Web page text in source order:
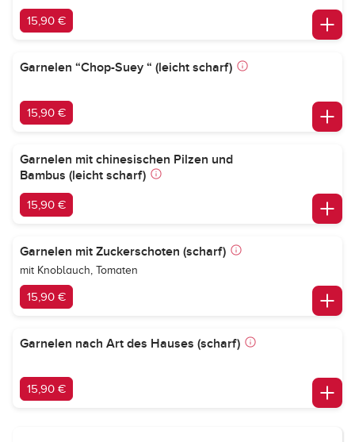
15,90 €
Garnelen “Chop-Suey “ (leicht scharf)
15,90 €
Garnelen mit chinesischen Pilzen und
Bambus (leicht scharf)
15,90 €
Garnelen mit Zuckerschoten (scharf)
mit Knoblauch, Tomaten
15,90 €
Garnelen nach Art des Hauses (scharf)
15,90 €